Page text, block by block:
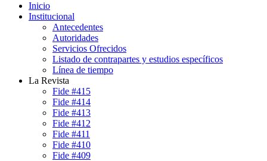
Inicio
Institucional
Antecedentes
Autoridades
Servicios Ofrecidos
Listado de contrapartes y estudios específicos
Línea de tiempo
La Revista
Fide #415
Fide #414
Fide #413
Fide #412
Fide #411
Fide #410
Fide #409